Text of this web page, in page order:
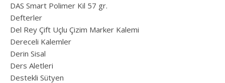
DAS Smart Polimer Kil 57 gr.
Defterler
Del Rey Çift Uçlu Çizim Marker Kalemi
Dereceli Kalemler
Derin Sisal
Ders Aletleri
Destekli Sütyen